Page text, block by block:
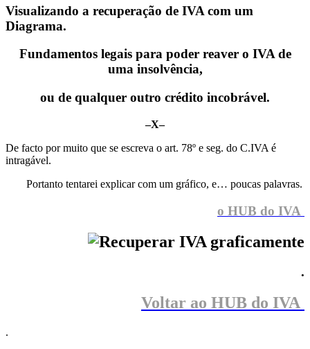
Visualizando a recuperação de IVA com um
Diagrama.
Fundamentos legais para poder reaver o IVA de
uma insolvência,
ou de qualquer outro crédito incobrável.
–X–
De facto por muito que se escreva o art. 78º e seg. do C.IVA é
intragável.
Portanto tentarei explicar com um gráfico, e… poucas palavras.
o HUB do IVA
.
Voltar ao HUB do IVA
.